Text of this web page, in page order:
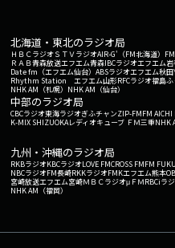
北海道・東北のラジオ局
ＨＢＣラジオＳＴＶラジオAIR-G'（FM北海道）
ＲＡＢ青森放送エフエム青森IBCラジオエフエム岩
Date fm（エフエム仙台） ABSラジオエフエム秋田
Rhythm Station エフエム山形RFCラジオ福島ふ
NHK AM（札幌） NHK AM（仙台）
中部のラジオ局
CBCラジオ東海ラジオぎふチャンZIP-FMFM AICHI
K-MIX SHIZUOKAレディオキューブ ＦＭ三重NHK
九州・沖縄のラジオ局
RKBラジオKBCラジオLOVE FMCROSS FMFM
NBCラジオFM長崎RKKラジオFMKエフエム熊本
宮崎放送エフエム宮崎ＭＢＣラジオμＦＭRBCiラ
NHK AM（福岡）